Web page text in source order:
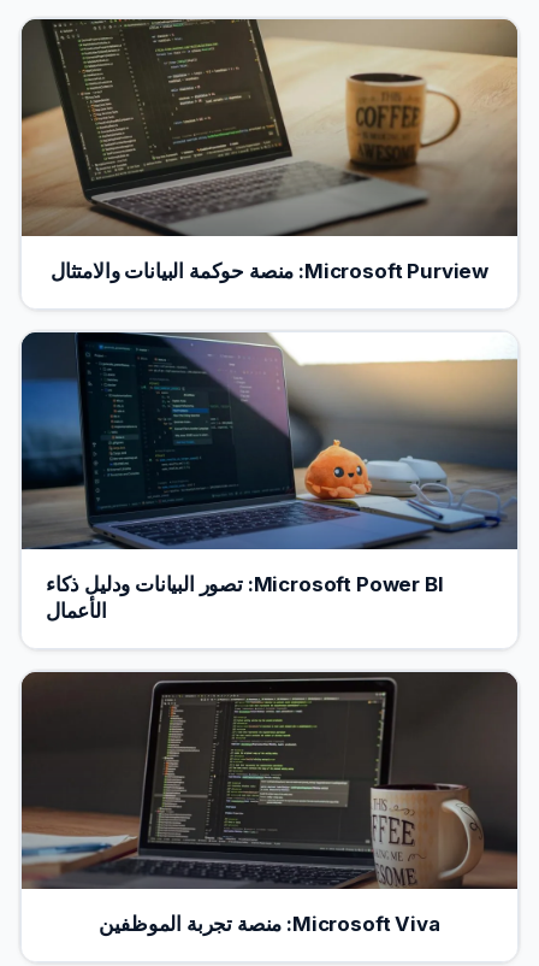
Microsoft Purview: منصة حوكمة البيانات والامتثال
Microsoft Power BI: تصور البيانات ودليل ذكاء
الأعمال
Microsoft Viva: منصة تجربة الموظفين